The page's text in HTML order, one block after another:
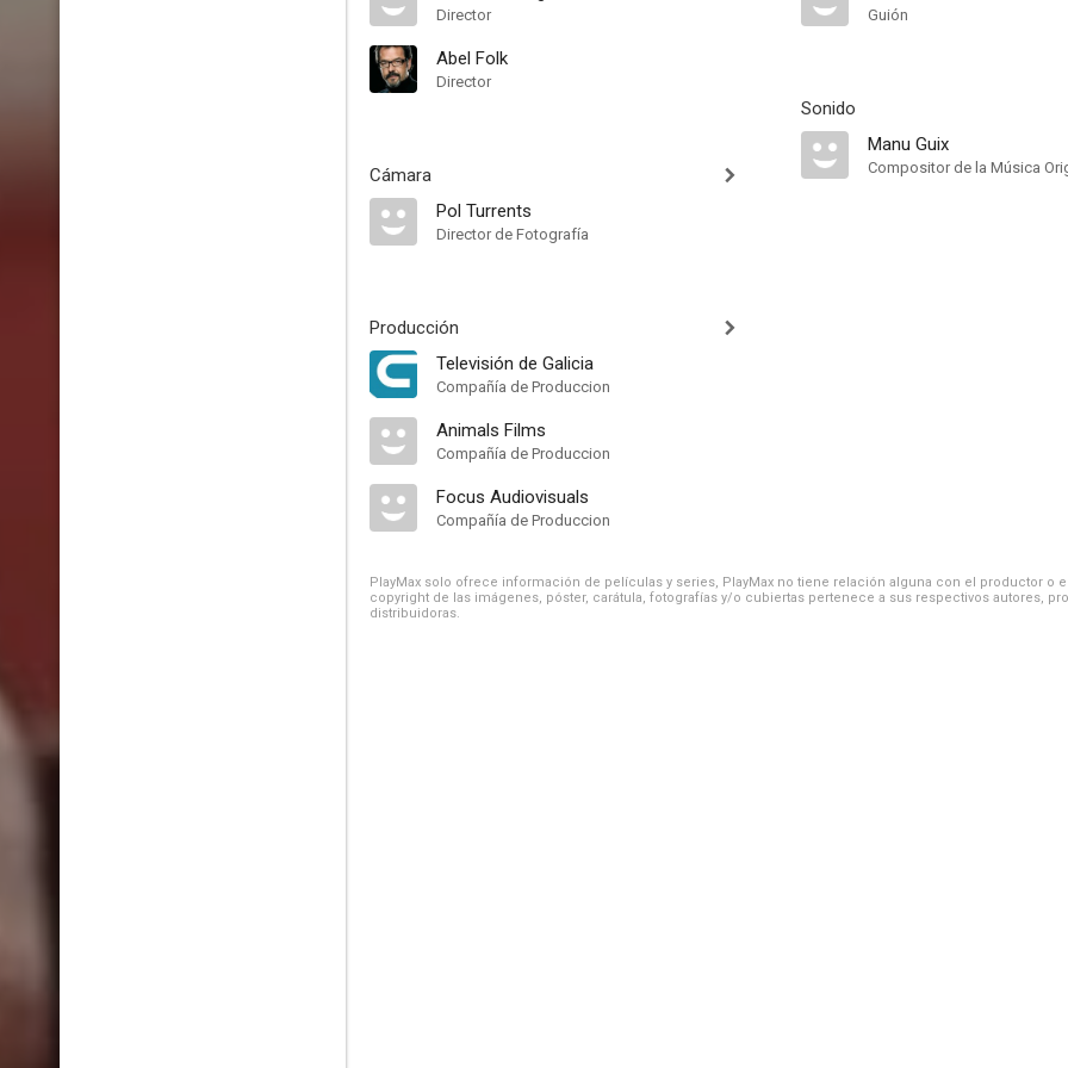
Director
Abel Folk
Director
Cámara
Pol Turrents
Director de Fotografía
Producción
Televisión de Galicia
Compañía de Produccion
Animals Films
Compañía de Produccion
Focus Audiovisuals
Compañía de Produccion
Guión
Sonido
Manu Guix
Compositor de la Música
PlayMax solo ofrece información de películas y series, PlayMax no tiene relación alguna con el productor o
copyright de las imágenes, póster, carátula, fotografías y/o cubiertas pertenece a sus respectivos autores,
distribuidoras.